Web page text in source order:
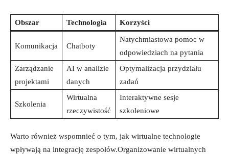
Obszar Technologia Korzyści
Komunikacja Chatboty
Natychmiastowa pomoc w
odpowiedziach na pytania
Zarządzanie
projektami
AI w⁢ analizie
danych
Optymalizacja przydziału
zadań
Szkolenia
Wirtualna
rzeczywistość
Interaktywne sesje
szkoleniowe
Warto również wspomnieć‌ o ⁣tym, jak wirtualne technologie
wpływają na integrację zespołów.Organizowanie wirtualnych